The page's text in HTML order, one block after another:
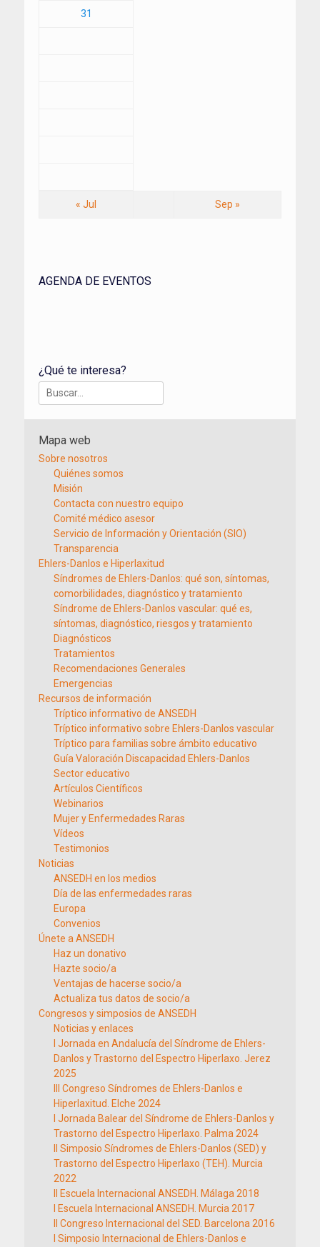
31
« Jul Sep »
AGENDA DE EVENTOS
¿Qué te interesa?
Buscar:
Mapa web
Sobre nosotros
Quiénes somos
Misión
Contacta con nuestro equipo
Comité médico asesor
Servicio de Información y Orientación (SIO)
Transparencia
Ehlers-Danlos e Hiperlaxitud
Síndromes de Ehlers-Danlos: qué son, síntomas,
comorbilidades, diagnóstico y tratamiento
Síndrome de Ehlers-Danlos vascular: qué es,
síntomas, diagnóstico, riesgos y tratamiento
Diagnósticos
Tratamientos
Recomendaciones Generales
Emergencias
Recursos de información
Tríptico informativo de ANSEDH
Tríptico informativo sobre Ehlers-Danlos vascular
Tríptico para familias sobre ámbito educativo
Guía Valoración Discapacidad Ehlers-Danlos
Sector educativo
Artículos Científicos
Webinarios
Mujer y Enfermedades Raras
Vídeos
Testimonios
Noticias
ANSEDH en los medios
Día de las enfermedades raras
Europa
Convenios
Únete a ANSEDH
Haz un donativo
Hazte socio/a
Ventajas de hacerse socio/a
Actualiza tus datos de socio/a
Congresos y simposios de ANSEDH
Noticias y enlaces
I Jornada en Andalucía del Síndrome de Ehlers-
Danlos y Trastorno del Espectro Hiperlaxo. Jerez
2025
III Congreso Síndromes de Ehlers-Danlos e
Hiperlaxitud. Elche 2024
I Jornada Balear del Síndrome de Ehlers-Danlos y
Trastorno del Espectro Hiperlaxo. Palma 2024
II Simposio Síndromes de Ehlers-Danlos (SED) y
Trastorno del Espectro Hiperlaxo (TEH). Murcia
2022
II Escuela Internacional ANSEDH. Málaga 2018
I Escuela Internacional ANSEDH. Murcia 2017
II Congreso Internacional del SED. Barcelona 2016
I Simposio Internacional de Ehlers-Danlos e